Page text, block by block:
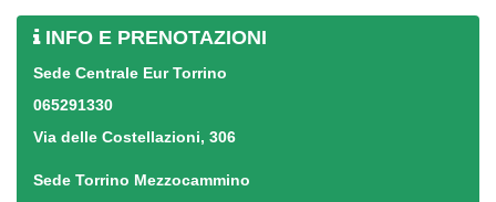
INFO E PRENOTAZIONI
Sede Centrale Eur Torrino
065291330
Via delle Costellazioni, 306
Sede Torrino Mezzocammino